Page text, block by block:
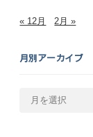
« 12月 2月 »
月別アーカイブ